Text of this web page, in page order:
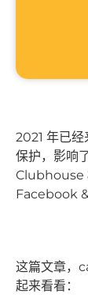
2021 年已
保护，影响
Clubhouse
Facebook
这篇文章，
起来看看：